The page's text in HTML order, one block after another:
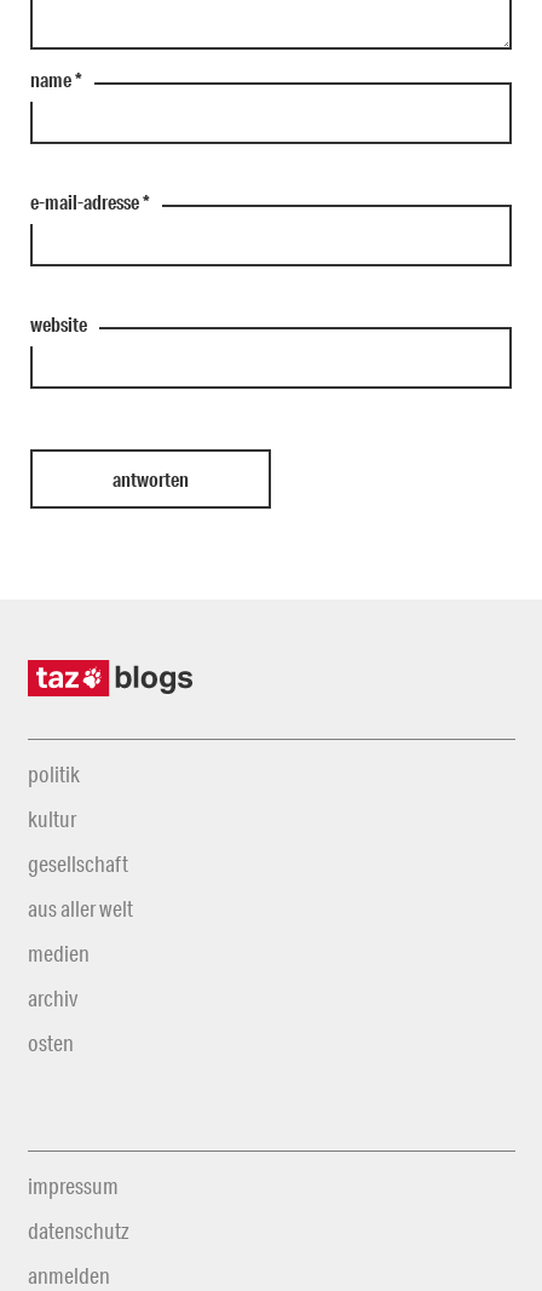
name*
e-mail-adresse*
website
politik
kultur
gesellschaft
aus aller welt
medien
archiv
osten
impressum
datenschutz
anmelden